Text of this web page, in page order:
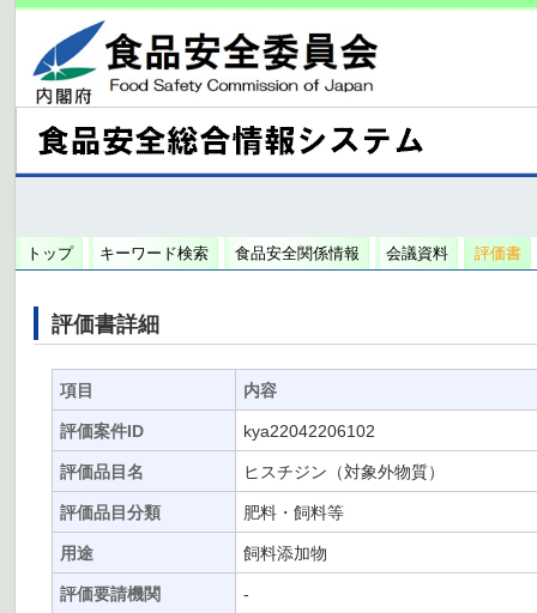
トップ キーワード検索 食品安全関係情報 会議資料 評価書
評価書詳細
項目 内容
評価案件ID kya22042206102
評価品目名 ヒスチジン（対象外物質）
評価品目分類 肥料・飼料等
用途 飼料添加物
評価要請機関 -